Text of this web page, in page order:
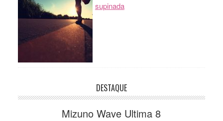
supinada
DESTAQUE
Mizuno Wave Ultima 8